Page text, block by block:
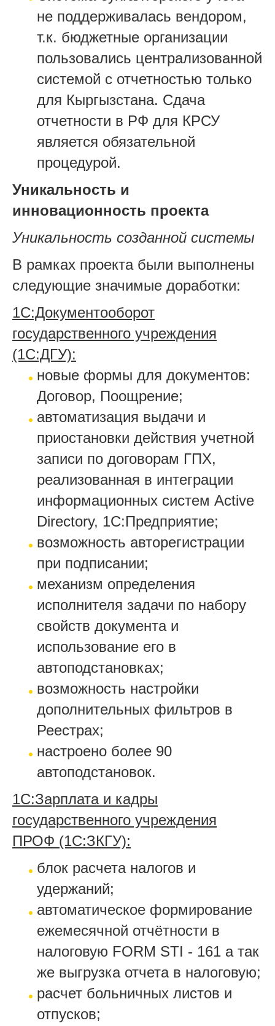
не поддерживалась вендором,
т.к. бюджетные организации
пользовались централизованной
системой с отчетностью только
для Кыргызстана. Сдача
отчетности в РФ для КРСУ
является обязательной
процедурой.
Уникальность и
инновационность проекта
Уникальность созданной системы
В рамках проекта были выполнены
следующие значимые доработки:
1С:Документооборот
государственного учреждения
(1С:ДГУ):
новые формы для документов:
Договор, Поощрение;
автоматизация выдачи и
приостановки действия учетной
записи по договорам ГПХ,
реализованная в интеграции
информационных систем Active
Directory, 1C:Предприятие;
возможность авторегистрации
при подписании;
механизм определения
исполнителя задачи по набору
свойств документа и
использование его в
автоподстановках;
возможность настройки
дополнительных фильтров в
Реестрах;
настроено более 90
автоподстановок.
1С:Зарплата и кадры
государственного учреждения
ПРОФ (1С:ЗКГУ):
блок расчета налогов и
удержаний;
автоматическое формирование
ежемесячной отчётности в
налоговую FORM STI - 161 а так
же выгрузка отчета в налоговую;
расчет больничных листов и
отпусков;